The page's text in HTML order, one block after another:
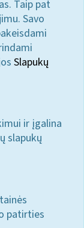
Taip pat
Savo
Slapukų
ir įgalina
slapukų
patirties